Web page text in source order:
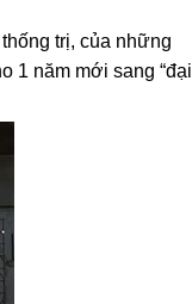
trị, của những
1 năm mới sang “đại